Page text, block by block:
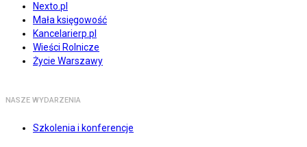
Nexto.pl
Mała księgowość
Kancelarierp.pl
Wieści Rolnicze
Życie Warszawy
NASZE WYDARZENIA
Szkolenia i konferencje